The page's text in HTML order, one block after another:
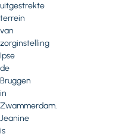
uitgestrekte
terrein
van
zorginstelling
Ipse
de
Bruggen
in
Zwammerdam.
Jeanine
is